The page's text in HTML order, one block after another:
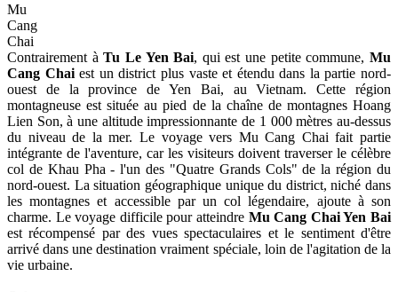
Mu
Cang
Chai
Contrairement àTu Le Yen Bai, qui est une petite commune,Mu
Cang Chaiest un district plus vaste et étendu dans la partie nord-
ouest de la province de Yen Bai, au Vietnam. Cette région
montagneuse est située au pied de la chaîne de montagnes Hoang
Lien Son, à une altitude impressionnante de 1 000 mètres au-dessus
du niveau de la mer. Le voyage vers Mu Cang Chai fait partie
intégrante de l'aventure, car les visiteurs doivent traverser le célèbre
col de Khau Pha - l'un des "Quatre Grands Cols" de la région du
nord-ouest. La situation géographique unique du district, niché dans
les montagnes et accessible par un col légendaire, ajoute à son
charme. Le voyage difficile pour atteindre Mu Cang Chai Yen Bai
est récompensé par des vues spectaculaires et le sentiment d'être
arrivé dans une destination vraiment spéciale, loin de l'agitation de la
vie urbaine.